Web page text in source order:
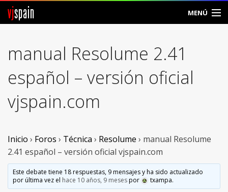
vjspain MENÚ
Foros
Noticias
Vjspain
Ayuda
Contacto
Entrar
manual Resolume 2.41
español – versión oficial
vjspain.com
Inicio › Foros › Técnica › Resolume › manual Resolume
2.41 español – versión oficial vjspain.com
Este debate tiene 18 respuestas, 9 mensajes y ha sido actualizado
por última vez el hace 10 años, 9 mesespor txampa.